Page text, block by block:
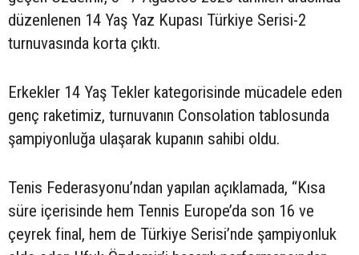
düzenlenen 14 Yaş Yaz Kupası Türkiye Serisi-2
turnuvasında korta çıktı.
Erkekler 14 Yaş Tekler kategorisinde mücadele eden
genç raketimiz, turnuvanın Consolation tablosunda
şampiyonluğa ulaşarak kupanın sahibi oldu.
Tenis Federasyonu’ndan yapılan açıklamada, “Kısa
süre içerisinde hem Tennis Europe’da son 16 ve
çeyrek final, hem de Türkiye Serisi’nde şampiyonluk